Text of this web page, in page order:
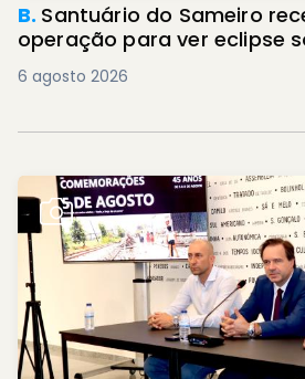
B. Santuário do Sameiro
operação para ver eclipse
6 agosto 2026